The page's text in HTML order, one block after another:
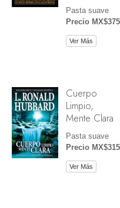
Pasta suave
Precio MX$375
Ver Más
Cuerpo
Limpio,
Mente Clara
Pasta suave
Precio MX$315
Ver Más